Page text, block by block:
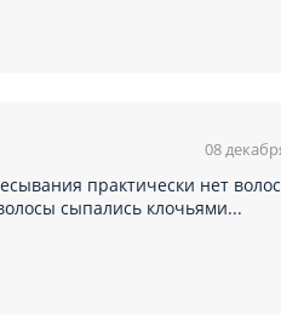
08
практически нет
сыпались клочьями...